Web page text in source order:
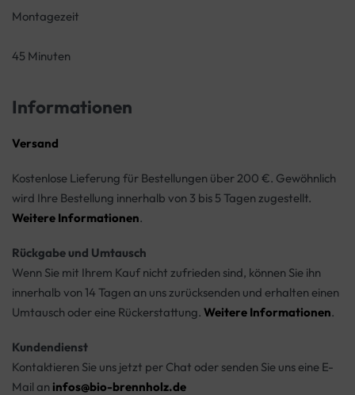
Montagezeit
45 Minuten
Informationen
Versand
Kostenlose Lieferung für Bestellungen über 200 €. Gewöhnlich
wird Ihre Bestellung innerhalb von 3 bis 5 Tagen zugestellt.
Weitere Informationen.
Rückgabe und Umtausch
Wenn Sie mit Ihrem Kauf nicht zufrieden sind, können Sie ihn
innerhalb von 14 Tagen an uns zurücksenden und erhalten einen
Umtausch oder eine Rückerstattung. Weitere Informationen.
Kundendienst
Kontaktieren Sie uns jetzt per Chat oder senden Sie uns eine E-
Mail an infos@bio-brennholz.de